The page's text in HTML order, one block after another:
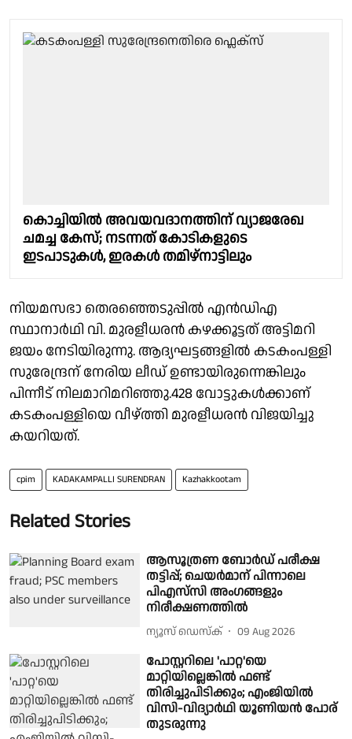
കൊച്ചിയിൽ അവയവദാനത്തിന് വ്യാജരേഖ
ചമച്ച കേസ്; നടന്നത് കോടികളുടെ
ഇടപാടുകൾ, ഇരകൾ തമിഴ്‌നാട്ടിലും
നിയമസഭാ തെരഞ്ഞെടുപ്പിൽ എൻഡിഎ
സ്ഥാനാർഥി വി. മുരളീധരൻ കഴക്കൂട്ടത് അട്ടിമറി
ജയം നേടിയിരുന്നു. ആദ്യഘട്ടങ്ങളില്‍ കടകംപള്ളി
സുരേന്ദ്രന് നേരിയ ലീഡ് ഉണ്ടായിരുന്നെങ്കിലും
പിന്നീട് നിലമാറിമറിഞ്ഞു.428 വോട്ടുകള്‍ക്കാണ്
കടകംപള്ളിയെ വീഴ്ത്തി മുരളീധരന്‍ വിജയിച്ചു
കയറിയത്.
cpim KADAKAMPALLI SURENDRAN Kazhakkootam
Related Stories
ആസൂത്രണ ബോർഡ് പരീക്ഷ
തട്ടിപ്പ്; ചെയർമാന് പിന്നാലെ
പിഎസ്‌സി അംഗങ്ങളും
നിരീക്ഷണത്തിൽ
ന്യൂസ് ഡെസ്ക് 09 Aug 2026
പോസ്റ്ററിലെ 'പാറ്റ'യെ
മാറ്റിയില്ലെങ്കില്‍ ഫണ്ട്
തിരിച്ചുപിടിക്കും; എംജിയില്‍
വിസി-വിദ്യാർഥി യൂണിയന്‍ പോര്
തുടരുന്നു